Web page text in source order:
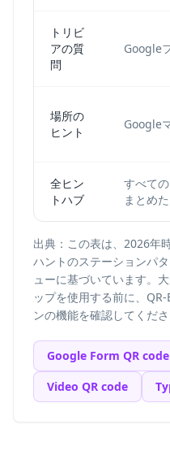
トリビ
アの質
問
Google
場所の
ヒント
Google
全ヒン
トハブ
すべて
まとめ
出典：この表は、2026年
ハントのステーションパ
ューに基づいています。
ップを使用する前に、
ンの機能を確認してくださ
Google Form QR code
Video QR code